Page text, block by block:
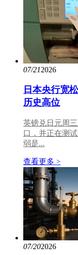
07/212026
日本央行宽
历史高位
英镑兑日元周
口，并正在测
弱是...
查看更多 >
07/202026